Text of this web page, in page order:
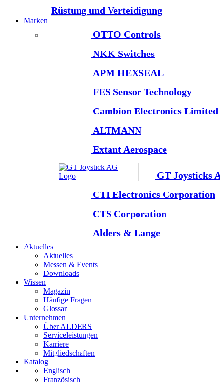
Rüstung und Verteidigung
Marken
OTTO Controls
NKK Switches
APM HEXSEAL
FES Sensor Technology
Cambion Electronics Limited
ALTMANN
Extant Aerospace
GT Joysticks
CTI Electronics Corporation
CTS Corporation
Alders & Lange
Aktuelles
Aktuelles
Messen & Events
Downloads
Wissen
Magazin
Häufige Fragen
Glossar
Unternehmen
Über ALDERS
Serviceleistungen
Karriere
Mitgliedschaften
Katalog
Englisch
Französisch